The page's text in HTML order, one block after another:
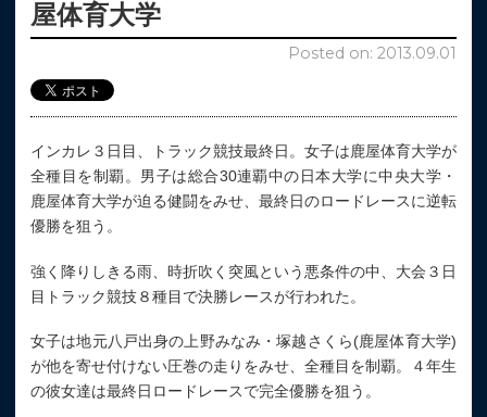
屋体育大学
Posted on: 2013.09.01
インカレ３日目、トラック競技最終日。女子は鹿屋体育大学が
全種目を制覇。男子は総合30連覇中の日本大学に中央大学・
鹿屋体育大学が迫る健闘をみせ、最終日のロードレースに逆転
優勝を狙う。
強く降りしきる雨、時折吹く突風という悪条件の中、大会３日
目トラック競技８種目で決勝レースが行われた。
女子は地元八戸出身の上野みなみ・塚越さくら(鹿屋体育大学)
が他を寄せ付けない圧巻の走りをみせ、全種目を制覇。４年生
の彼女達は最終日ロードレースで完全優勝を狙う。